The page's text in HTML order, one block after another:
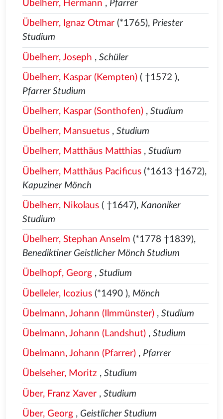
Übelherr, Hermann , Pfarrer
Übelherr, Ignaz Otmar(*1765), Priester
Studium
Übelherr, Joseph , Schüler
Übelherr, Kaspar (Kempten)( †1572 ),
Pfarrer Studium
Übelherr, Kaspar (Sonthofen), Studium
Übelherr, Mansuetus, Studium
Übelherr, Matthäus Matthias, Studium
Übelherr, Matthäus Pacificus(*1613 †1672),
Kapuziner Mönch
Übelherr, Nikolaus( †1647), Kanoniker
Studium
Übelherr, Stephan Anselm (*1778 †1839),
Benediktiner Geistlicher Mönch Studium
Übelhopf, Georg, Studium
Übelleler, Icozius(*1490 ), Mönch
Übelmann, Johann (Ilmmünster), Studium
Übelmann, Johann (Landshut), Studium
Übelmann, Johann (Pfarrer), Pfarrer
Übelseher, Moritz , Studium
Über, Franz Xaver, Studium
Über, Georg, Geistlicher Studium